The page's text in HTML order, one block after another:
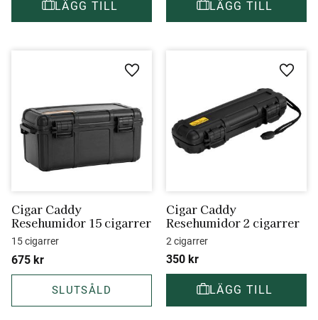
Cigar Caddy
Resehumidor 15 cigarrer
15 cigarrer
675 kr
Lägg till i favoriter
Cigar Caddy
Resehumidor 2 cigarrer
2 cigarrer
350 kr
Lägg